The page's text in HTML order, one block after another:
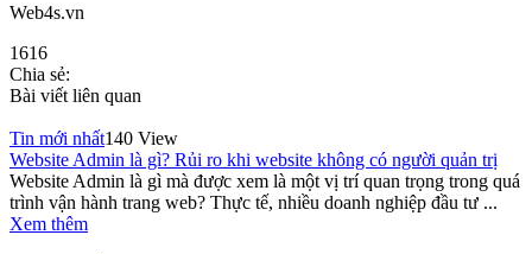
Web4s.vn
1616
Chia sẻ:
Bài viết liên quan
Tin mới nhất140 View
Website Admin là gì? Rủi ro khi website không có người quản trị
Website Admin là gì mà được xem là một vị trí quan trọng trong quá
trình vận hành trang web? Thực tế, nhiều doanh nghiệp đầu tư ...
Xem thêm